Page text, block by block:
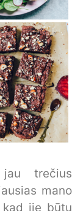
jau trečius
mano
jie būtų